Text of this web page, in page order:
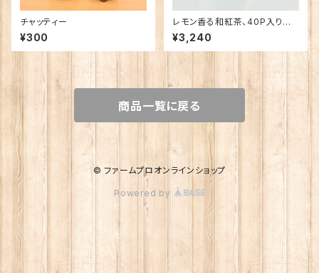
チャッティー
¥300
レモン香る和紅茶、40P入り特
用パック
¥3,240
商品一覧に戻る
© ファームプロオンラインショップ
Powered by